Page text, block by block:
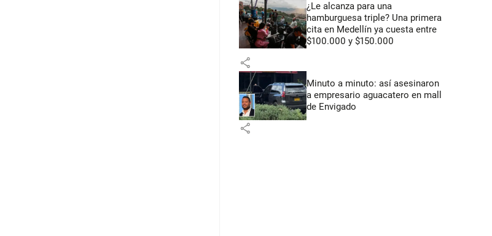
¿Le alcanza para una
hamburguesa triple? Una primera
cita en Medellín ya cuesta entre
$100.000 y $150.000
share
Minuto a minuto: así asesinaron
a empresario aguacatero en mall
de Envigado
share